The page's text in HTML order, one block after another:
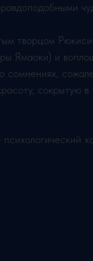
творцом
Ямаоки) и
сомнениях,
сокрытую в